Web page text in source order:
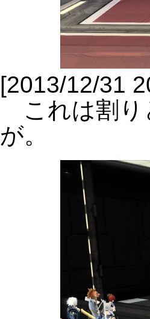
[2013/12/31
これは割り
が。